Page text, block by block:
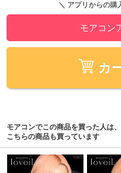
＼ アプリからの購
モアコン
カ
モアコンでこの商品を買った人は、
こちらの商品も買っています